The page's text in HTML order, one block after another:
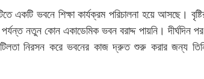
একটি ভবনে শিক্ষা কার্যক্রম পরিচালনা হয়ে আসছে।
পর্যন্ত নতুন কোন একাডেমিক ভবন বরাদ্দ পায়নি। দীর্ঘদিন
নিরসন করে ভবনের কাজ দ্রুত শুরু করার জন্য